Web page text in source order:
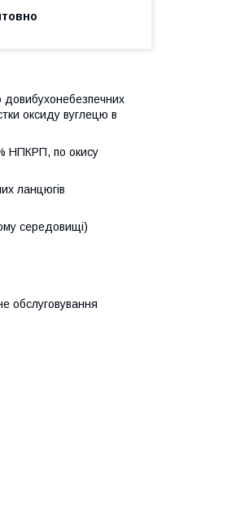
довибухонебезпечних
оксиду вуглецю в
НПКРП, по окису
ланцюгів
середовищі)
обслуговування